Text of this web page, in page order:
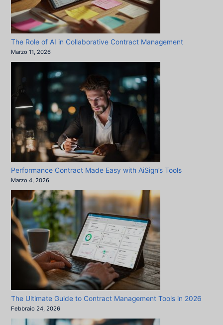
The Role of AI in Collaborative Contract Management
Marzo 11, 2026
Performance Contract Made Easy with AiSign’s Tools
Marzo 4, 2026
The Ultimate Guide to Contract Management Tools in 2026
Febbraio 24, 2026